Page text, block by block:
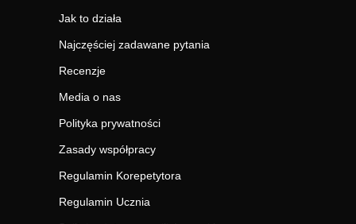
Jak to działa
Najczęściej zadawane pytania
Recenzje
Media o nas
Polityka prywatności
Zasady współpracy
Regulamin Korepetytora
Regulamin Ucznia